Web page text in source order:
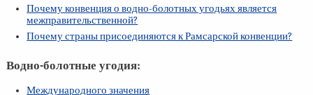
Почему конвенция о водно-болотных угодьях является
межправительственной?
Почему страны присоединяются к Рамсарской конвенции?
Водно-болотные угодия:
Международного значения